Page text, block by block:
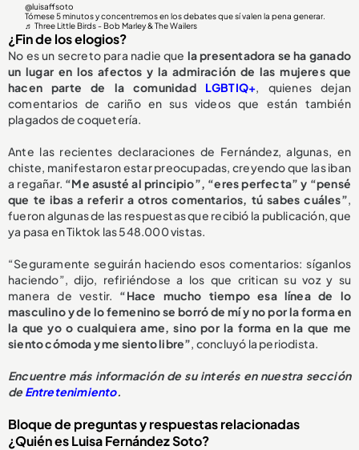
@luisaffsoto
Tómese 5 minutos y concentremos en los debates que sí valen la pena generar.
♬ Three Little Birds - Bob Marley & The Wailers
¿Fin de los elogios?
No es un secreto para nadie que la presentadora se ha ganado
un lugar en los afectos y la admiración de las mujeres que
hacen parte de la comunidad LGBTIQ+ , quienes dejan
comentarios de cariño en sus videos que están también
plagados de coquetería.
Ante las recientes declaraciones de Fernández, algunas, en
chiste, manifestaron estar preocupadas, creyendo que las iban
a regañar. “Me asusté al principio”, “eres perfecta” y “pensé
que te ibas a referir a otros comentarios, tú sabes cuáles”
fueron algunas de las respuestas que recibió la publicación, que
ya pasa en Tiktok las 548.000 vistas.
“Seguramente seguirán haciendo esos comentarios: síganlos
haciendo”, dijo, refiriéndose a los que critican su voz y su
manera de vestir. “Hace mucho tiempo esa línea de lo
masculino y de lo femenino se borró de mí y no por la forma en
la que yo o cualquiera ame, sino por la forma en la que me
siento cómoda y me siento libre” , concluyó la periodista.
Encuentre más información de su interés en nuestra sección
deEntretenimiento.
Bloque de preguntas y respuestas relacionadas
¿Quién es Luisa Fernández Soto?